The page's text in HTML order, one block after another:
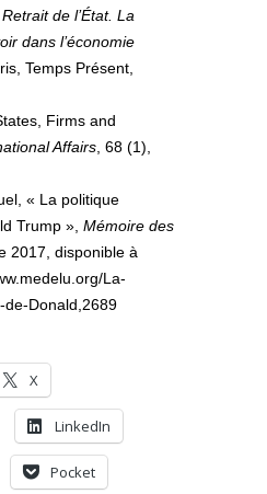
de l’État. La
dans l’économie
Temps Présent,
Firms and
Affairs , 68 (1),
« La politique
Trump », Mémoire des
2017, disponible à
La-
de-Donald,2689
X
LinkedIn
Pocket